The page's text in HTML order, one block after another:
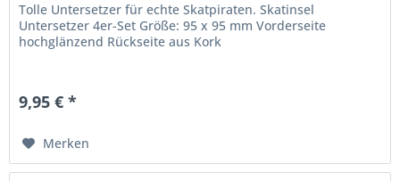
Tolle Untersetzer für echte Skatpiraten. Skatinsel
Untersetzer 4er-Set Größe: 95 x 95 mm Vorderseite
hochglänzend Rückseite aus Kork
9,95 € *
Merken